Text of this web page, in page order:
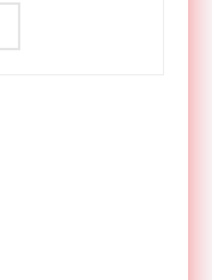
до 2 км